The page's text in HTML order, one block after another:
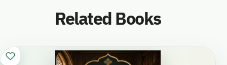
Related Books